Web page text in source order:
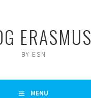
ERASMUS
BY ESN
MENU